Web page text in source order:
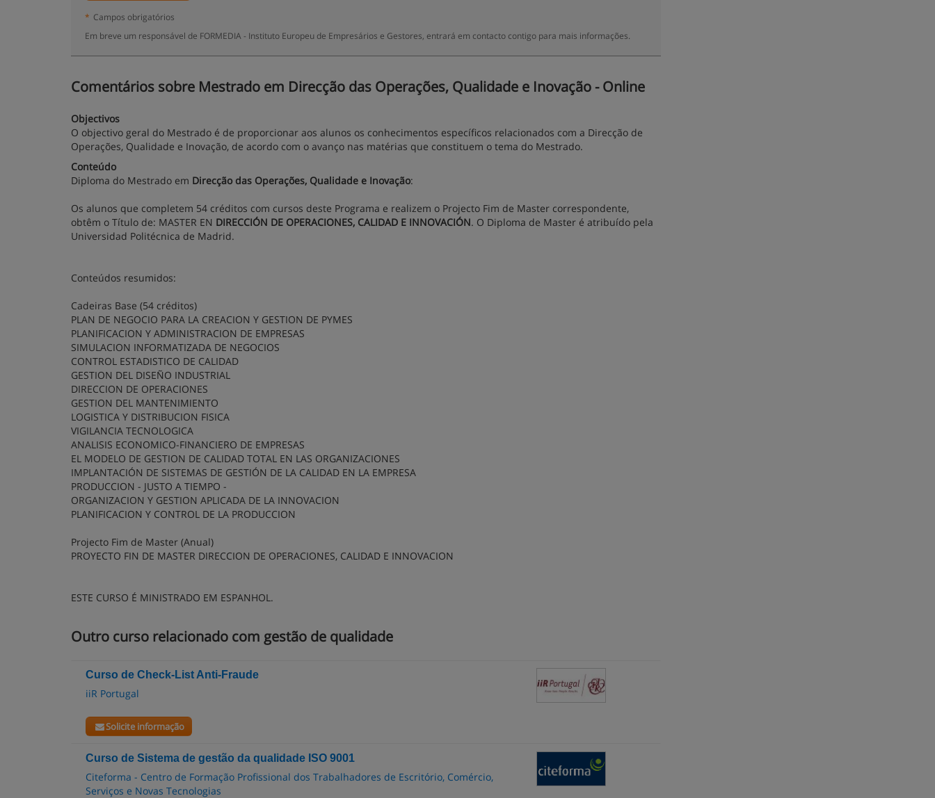
* Campos obrigatórios
Em breve um responsável de FORMEDIA - Instituto Europeu de Empresários e Gestores, entrará em contacto contigo para mais informações.
Comentários sobre Mestrado em Direcção das Operações, Qualidade e Inovação - Online
Objectivos
O objectivo geral do Mestrado é de proporcionar aos alunos os conhecimentos específicos relacionados com a Direcção de
Operações, Qualidade e Inovação, de acordo com o avanço nas matérias que constituem o tema do Mestrado.
Conteúdo
Diploma do Mestrado em Direcção das Operações, Qualidade e Inovação:
Os alunos que completem 54 créditos com cursos deste Programa e realizem o Projecto Fim de Master correspondente,
obtêm o Título de: MASTER EN DIRECCIÓN DE OPERACIONES, CALIDAD E INNOVACIÓN. O Diploma de Master é atribuído pela
Universidad Politécnica de Madrid.
Conteúdos resumidos:
Cadeiras Base (54 créditos)
PLAN DE NEGOCIO PARA LA CREACION Y GESTION DE PYMES
PLANIFICACION Y ADMINISTRACION DE EMPRESAS
SIMULACION INFORMATIZADA DE NEGOCIOS
CONTROL ESTADISTICO DE CALIDAD
GESTION DEL DISEÑO INDUSTRIAL
DIRECCION DE OPERACIONES
GESTION DEL MANTENIMIENTO
LOGISTICA Y DISTRIBUCION FISICA
VIGILANCIA TECNOLOGICA
ANALISIS ECONOMICO-FINANCIERO DE EMPRESAS
EL MODELO DE GESTION DE CALIDAD TOTAL EN LAS ORGANIZACIONES
IMPLANTACIÓN DE SISTEMAS DE GESTIÓN DE LA CALIDAD EN LA EMPRESA
PRODUCCION - JUSTO A TIEMPO -
ORGANIZACION Y GESTION APLICADA DE LA INNOVACION
PLANIFICACION Y CONTROL DE LA PRODUCCION
Projecto Fim de Master (Anual)
PROYECTO FIN DE MASTER DIRECCION DE OPERACIONES, CALIDAD E INNOVACION
ESTE CURSO É MINISTRADO EM ESPANHOL.
Outro curso relacionado com gestão de qualidade
Curso de Check-List Anti-Fraude
iiR Portugal
Solicite informação
Curso de Sistema de gestão da qualidade ISO 9001
Citeforma - Centro de Formação Profissional dos Trabalhadores de Escritório, Comércio,
Serviços e Novas Tecnologias